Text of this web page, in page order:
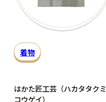
着物
はかた匠工芸（ハカタタクミ
コウゲイ）